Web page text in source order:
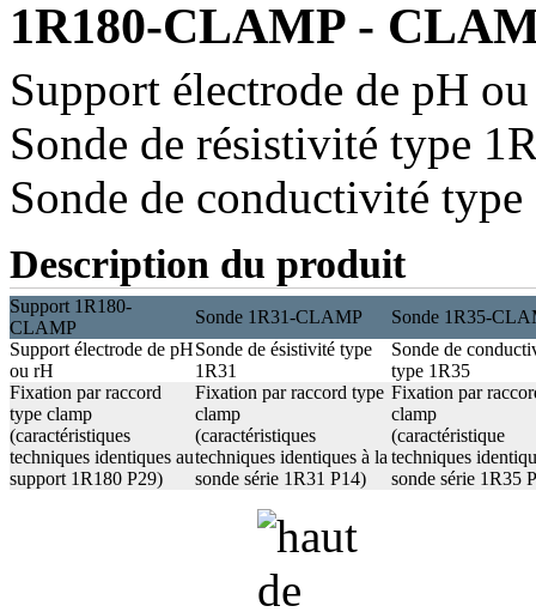
1R180-CLAMP -
Support électrode de pH
Sonde de résistivité type
Sonde de conductivité type
Description du produit
Support 1R180-
CLAMP
Sonde 1R31-CLAMP
Sonde 1R35-
Support électrode de pH
ou rH
Sonde de ésistivité type
1R31
Sonde de
type 1R35
Fixation par raccord
type clamp
(caractéristiques
techniques identiques au
support 1R180 P29)
Fixation par raccord type
clamp
(caractéristiques
techniques identiques à la
sonde série 1R31 P14)
Fixation par
clamp
(caractéristique
techniques
sonde série 1R35